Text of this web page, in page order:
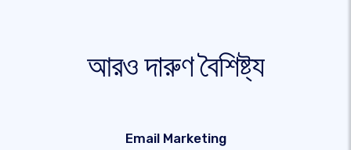
আরও দারুণ বৈশিষ্ট্য
Email Marketing